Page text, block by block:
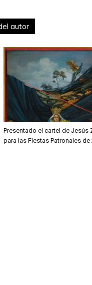
autor
Presentado el cartel de Jesús
para las Fiestas Patronales de